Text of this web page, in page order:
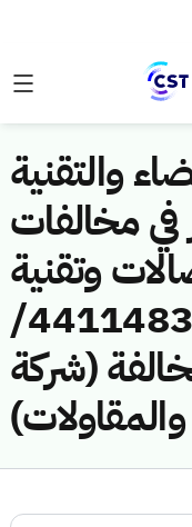
والتقنية
في مخالفات
وتقنية
المعلومات رقم (44114839/
لمخالفة (شركة